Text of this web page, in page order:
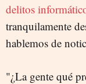
delitos
tranquilamente
hablemos de
"¿La gente qué